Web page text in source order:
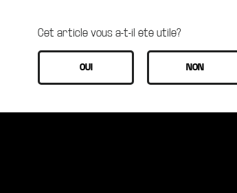
Cet article vous a-t-il été utile?